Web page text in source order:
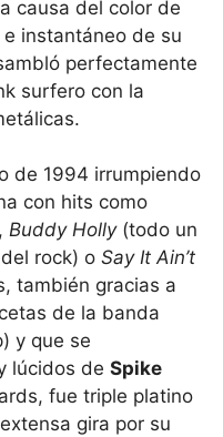
causa del color de
instantáneo de su
perfectamente
surfero con la
de 1994 irrumpiendo
con hits como
, Buddy Holly(todo un
rock) o Say It Ain’t
también gracias a
de la banda
y que se
lúcidos de Spike
fue triple platino
gira por su